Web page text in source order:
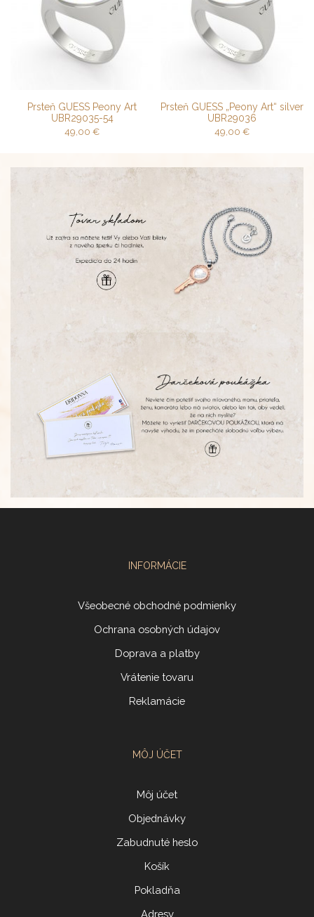
Prsteň GUESS Peony Art
UBR29035-54
49,00 €
Prsteň GUESS „Peony Art“ silver
UBR29036
49,00 €
INFORMÁCIE
Všeobecné obchodné podmienky
Ochrana osobných údajov
Doprava a platby
Vrátenie tovaru
Reklamácie
MÔJ ÚČET
Môj účet
Objednávky
Zabudnuté heslo
Košík
Pokladňa
Adresy